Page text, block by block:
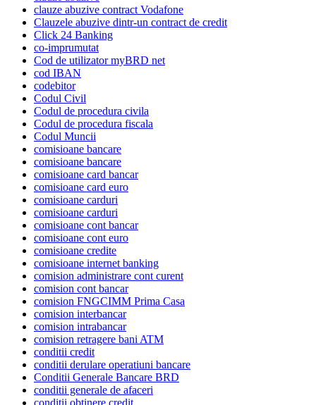
clauze abuzive contract Vodafone
Clauzele abuzive dintr-un contract de credit
Click 24 Banking
co-imprumutat
Cod de utilizator myBRD net
cod IBAN
codebitor
Codul Civil
Codul de procedura civila
Codul de procedura fiscala
Codul Muncii
comisioane bancare
comisioane bancare
comisioane card bancar
comisioane card euro
comisioane carduri
comisioane carduri
comisioane cont bancar
comisioane cont euro
comisioane credite
comisioane internet banking
comision administrare cont curent
comision cont bancar
comision FNGCIMM Prima Casa
comision interbancar
comision intrabancar
comision retragere bani ATM
conditii credit
conditii derulare operatiuni bancare
Conditii Generale Bancare BRD
conditii generale de afaceri
conditii obtinere credit